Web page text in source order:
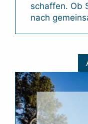
schaffen. Ob
nach